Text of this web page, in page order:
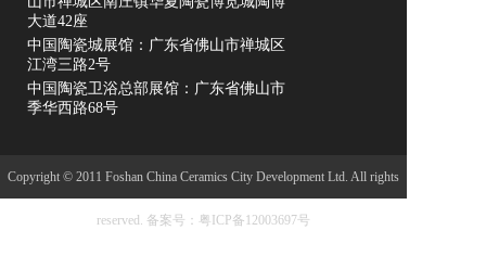
大道42座
中国陶瓷城展馆：广东省佛山市禅城区
江湾三路2号
中国陶瓷卫浴总部展馆：广东省佛山市
季华西路68号
Copyright © 2011 Foshan China Ceramics City Development Ltd. All rights
reserved. 备案号：粤ICP备12003697号